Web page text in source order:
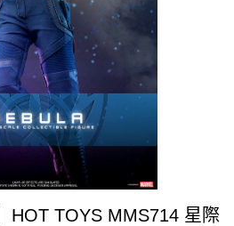
HOT TOYS MMS714 星際